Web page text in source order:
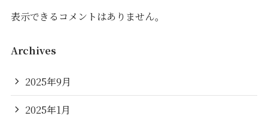
表示できるコメントはありません。
Archives
2025年9月
2025年1月